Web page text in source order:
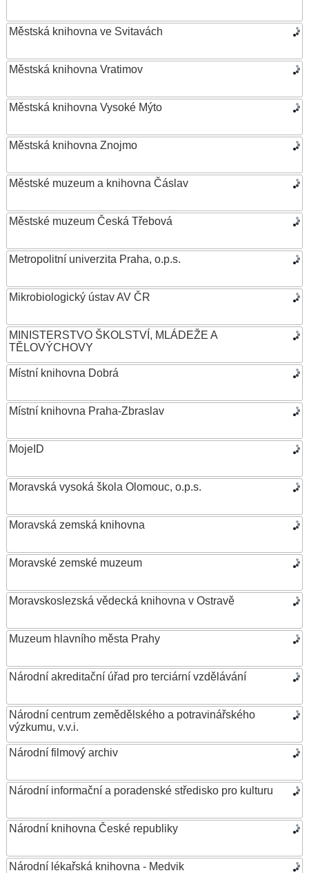
Městská knihovna ve Svitavách
Městská knihovna Vratimov
Městská knihovna Vysoké Mýto
Městská knihovna Znojmo
Městské muzeum a knihovna Čáslav
Městské muzeum Česká Třebová
Metropolitní univerzita Praha, o.p.s.
Mikrobiologický ústav AV ČR
MINISTERSTVO ŠKOLSTVÍ, MLÁDEŽE A
TĚLOVÝCHOVY
Místní knihovna Dobrá
Místní knihovna Praha-Zbraslav
MojeID
Moravská vysoká škola Olomouc, o.p.s.
Moravská zemská knihovna
Moravské zemské muzeum
Moravskoslezská vědecká knihovna v Ostravě
Muzeum hlavního města Prahy
Národní akreditační úřad pro terciární vzdělávání
Národní centrum zemědělského a potravinářského
výzkumu, v.v.i.
Národní filmový archiv
Národní informační a poradenské středisko pro kulturu
Národní knihovna České republiky
Národní lékařská knihovna - Medvik